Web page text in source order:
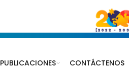
PUBLICACIONES CONTÁCTENOS